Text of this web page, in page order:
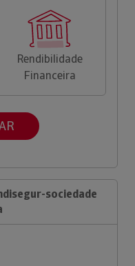
Rendibilidade
Financeira
sociedade